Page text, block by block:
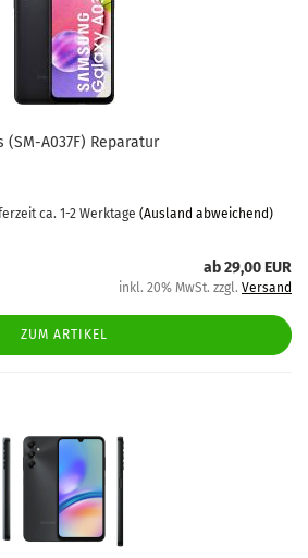
(SM-​A037F) Re­pa­ra­tur
ca. 1-2 Werktage (Ausland abweichend)
ab 29,00 EUR
inkl. 20% MwSt. zzgl. Versand
ZUM ARTIKEL